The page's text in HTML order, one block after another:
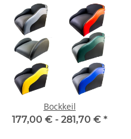
Bockkeil
177,00 € - 281,70 € *